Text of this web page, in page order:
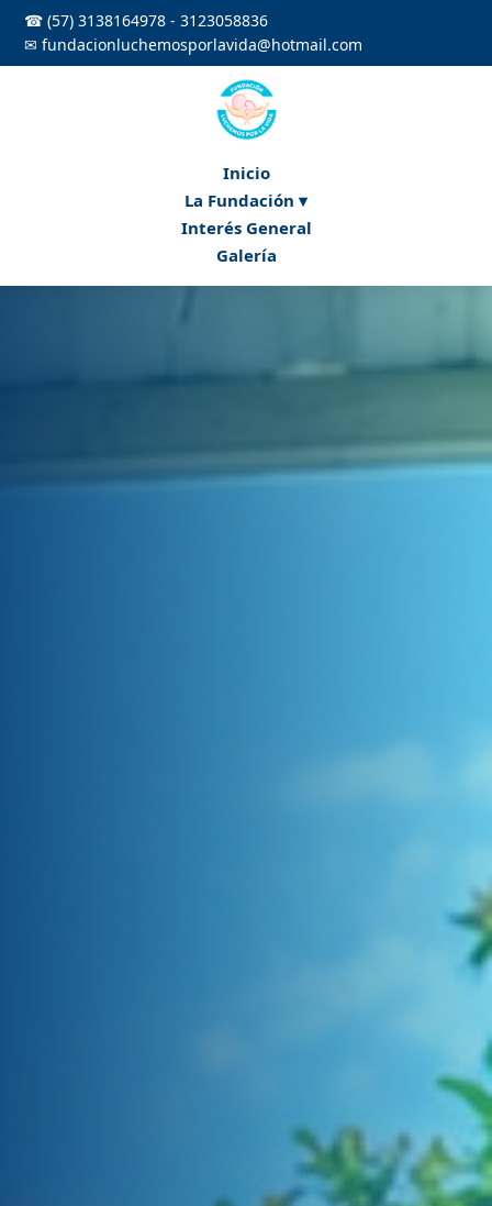
☎ (57) 3138164978 - 3123058836
✉ fundacionluchemosporlavida@hotmail.com
Inicio
La Fundación ▾
Interés General
Galería